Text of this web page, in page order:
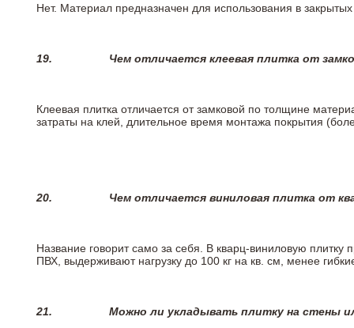
Нет. Материал предназначен для использования в
19. Чем отличается клеевая плитка от
Клеевая плитка отличается от замковой по толщине
затраты на клей, длительное время монтажа покрытия
20. Чем отличается виниловая плитка от
Название говорит само за себя. В кварц-виниловую
ПВХ, выдерживают нагрузку до 100 кг на кв. см, менее
21. Можно ли укладывать плитку на стены